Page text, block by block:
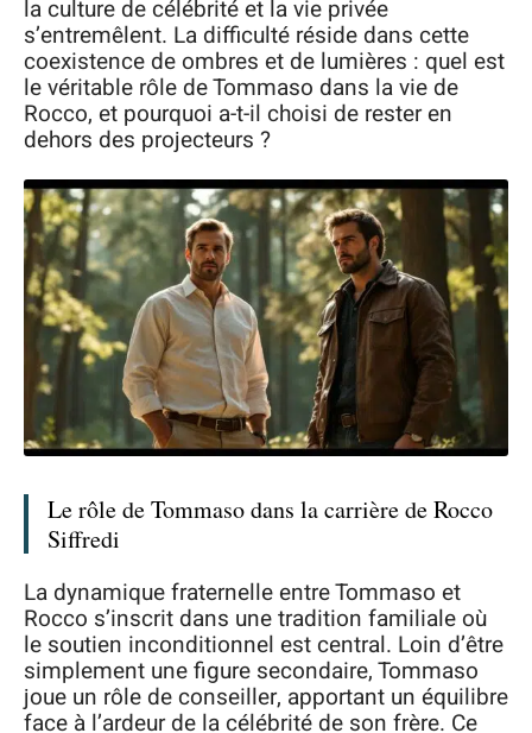
la culture de célébrité et la vie privée
s’entremêlent. La difficulté réside dans cette
coexistence de ombres et de lumières : quel est
le véritable rôle de Tommaso dans la vie de
Rocco, et pourquoi a-t-il choisi de rester en
dehors des projecteurs ?
Le rôle de Tommaso dans la carrière de Rocco
Siffredi
La dynamique fraternelle entre Tommaso et
Rocco s’inscrit dans une tradition familiale où
le soutien inconditionnel est central. Loin d’être
simplement une figure secondaire, Tommaso
joue un rôle de conseiller, apportant un équilibre
face à l’ardeur de la célébrité de son frère. Ce